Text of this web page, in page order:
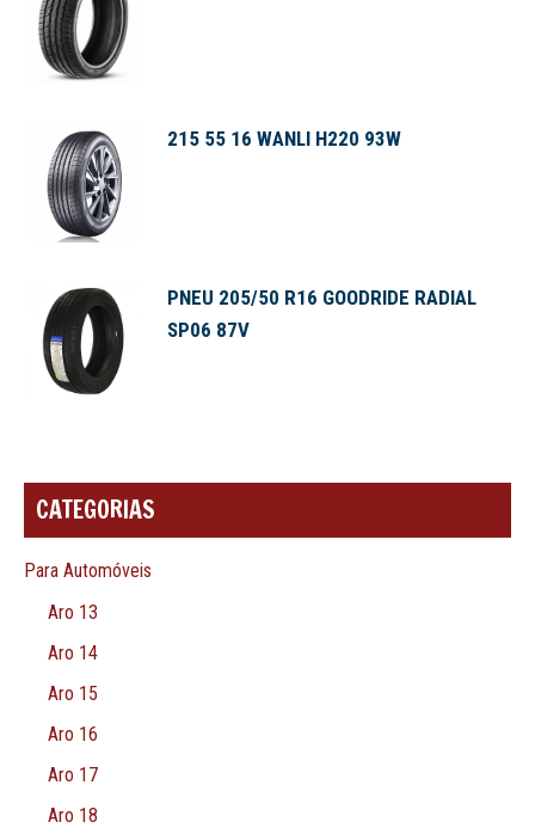
215 55 16 WANLI H220 93W
PNEU 205/50 R16 GOODRIDE RADIAL
SP06 87V
CATEGORIAS
Para Automóveis
Aro 13
Aro 14
Aro 15
Aro 16
Aro 17
Aro 18